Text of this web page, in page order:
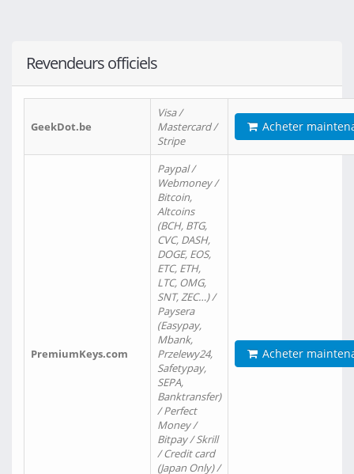
Revendeurs officiels
GeekDot.be
Visa /
Mastercard /
Stripe
Acheter
PremiumKeys.com
Paypal /
Webmoney /
Bitcoin,
Altcoins
(BCH, BTG,
CVC, DASH,
DOGE, EOS,
ETC, ETH,
LTC, OMG,
SNT, ZEC…) /
Paysera
(Easypay,
Mbank,
Przelewy24,
Safetypay,
SEPA,
Banktransfer)
/ Perfect
Money /
Bitpay / Skrill
/ Credit card
(Japan Only) /
Acheter